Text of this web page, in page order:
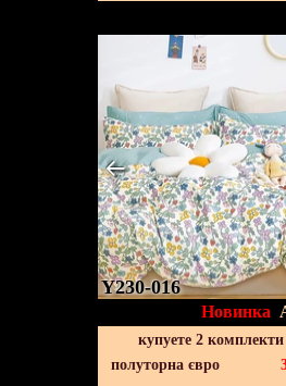
Y230-016
Новинка
купуете 2
полуторна євро